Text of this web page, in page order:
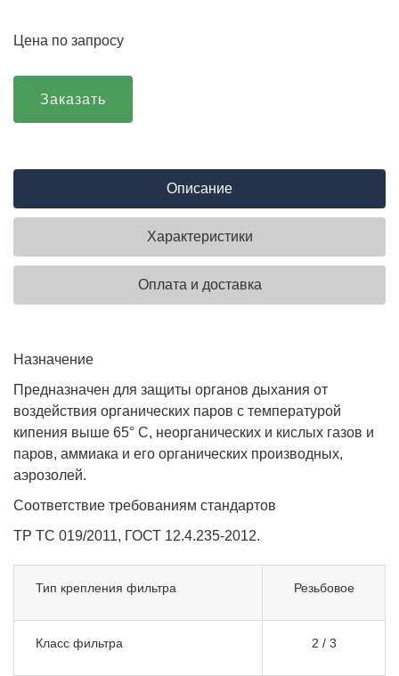
Цена по запросу
Заказать
Описание
Характеристики
Оплата и доставка
Назначение
Предназначен для защиты органов дыхания от
воздействия органических паров с температурой
кипения выше 65° С, неорганических и кислых газов и
паров, аммиака и его органических производных,
аэрозолей.
Соответствие требованиям стандартов
ТР ТС 019/2011, ГОСТ 12.4.235-2012.
Тип крепления фильтра Резьбовое
Класс фильтра 2 / 3